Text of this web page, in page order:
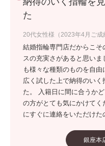
た
20代女性様（2023年4月ご成
結婚指輪専門店だからこ
スの充実さがあると思い
も様々な種類のものを自
広く試した上で納得のい
た。 入籍日に間に合うか
の方がとても気にかけて
にすぐに連絡をいただけた
銀座本